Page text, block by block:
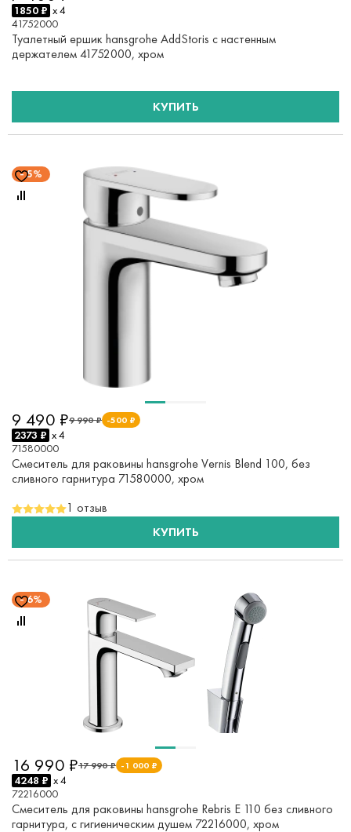
1850 ₽ x 4
41752000
Туалетный ершик hansgrohe AddStoris с настенным
держателем 41752000, хром
КУПИТЬ
5%
9 990 ₽ -500 ₽
9 490 ₽
2373 ₽ x 4
71580000
Смеситель для раковины hansgrohe Vernis Blend 100, без
сливного гарнитура 71580000, хром
1 отзыв
КУПИТЬ
6%
17 990 ₽ -1 000 ₽
16 990 ₽
4248 ₽ x 4
72216000
Смеситель для раковины hansgrohe Rebris E 110 без сливного
гарнитура, с гигиеническим душем 72216000, хром